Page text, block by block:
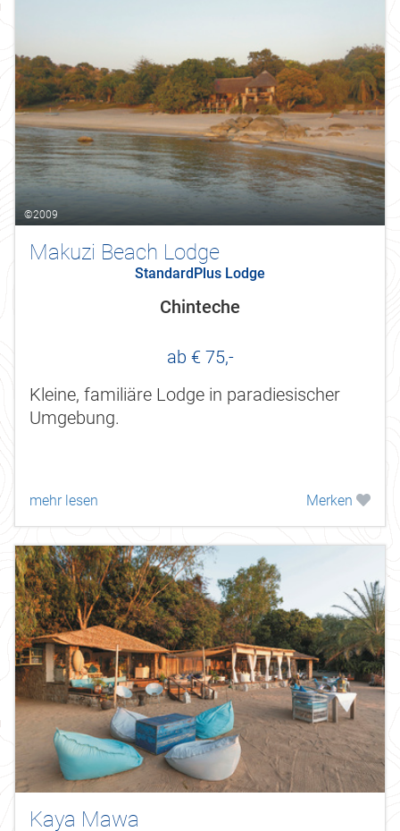
©2009
Makuzi Beach Lodge
StandardPlus Lodge
Chinteche
ab € 75,-
Kleine, familiäre Lodge in paradiesischer
Umgebung.
mehr lesen Merken
Kaya Mawa